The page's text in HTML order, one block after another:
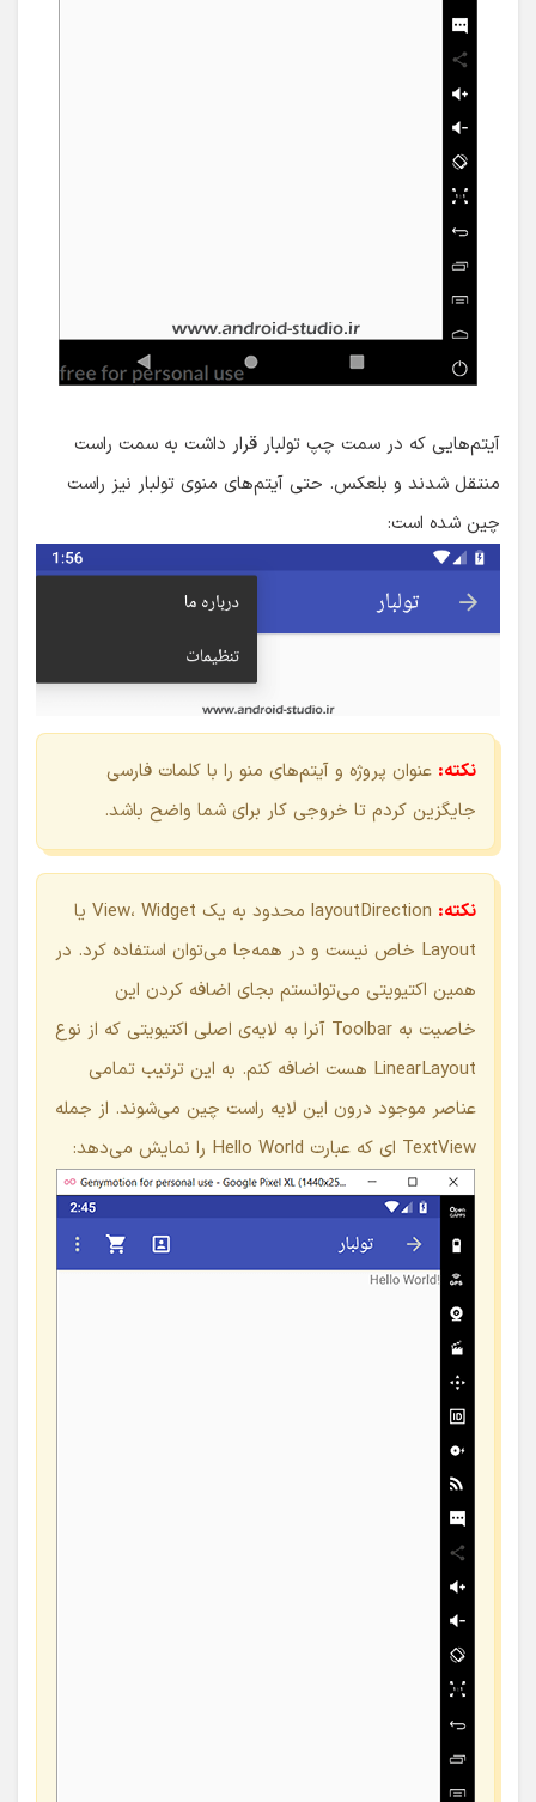
آیتم‌هایی که در سمت چپ تولبار قرار داشت به سمت راست
منتقل شدند و بلعکس. حتی آیتم‌های منوی تولبار نیز راست
چین شده است:
نکته: عنوان پروژه و آیتم‌های منو را با کلمات فارسی
جایگزین کردم تا خروجی کار برای شما واضح باشد.
نکته:
layoutDirection محدود به یک View، Widget یا
Layout خاص نیست و در همه‌جا می‌توان استفاده کرد. در
همین اکتیویتی می‌توانستم بجای اضافه کردن این
خاصیت به Toolbar آنرا به لایه‌ی اصلی اکتیویتی که از نوع
LinearLayout هست اضافه کنم. به این ترتیب تمامی
عناصر موجود درون این لایه راست چین می‌شوند. از جمله
TextView ای که عبارت Hello World را نمایش می‌دهد: